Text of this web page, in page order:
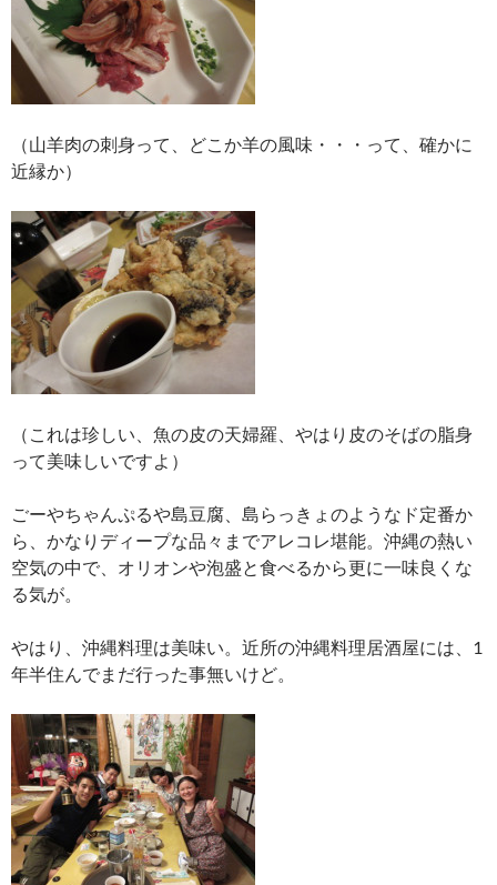
（山羊肉の刺身って、どこか羊の風味・・・って、確かに
近縁か）
（これは珍しい、魚の皮の天婦羅、やはり皮のそばの脂身
って美味しいですよ）
ごーやちゃんぷるや島豆腐、島らっきょのようなド定番か
ら、かなりディープな品々までアレコレ堪能。沖縄の熱い
空気の中で、オリオンや泡盛と食べるから更に一味良くな
る気が。
やはり、沖縄料理は美味い。近所の沖縄料理居酒屋には、1
年半住んでまだ行った事無いけど。